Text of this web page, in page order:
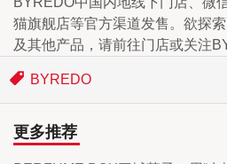
猫旗舰店等官方渠道发售。欲探
及其他产品，请前往门店或关注
BYREDO
更多推荐